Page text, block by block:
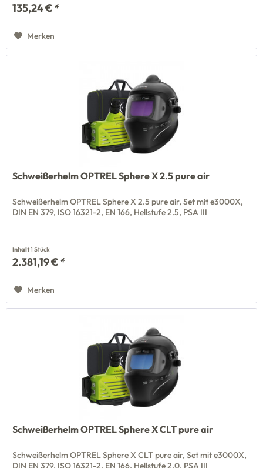
135,24 € *
Merken
Schweißerhelm OPTREL Sphere X 2.5 pure air
Schweißerhelm OPTREL Sphere X 2.5 pure air, Set mit e3000X,
DIN EN 379, ISO 16321-2, EN 166, Hellstufe 2.5, PSA III
Inhalt1 Stück
2.381,19 € *
Merken
Schweißerhelm OPTREL Sphere X CLT pure air
Schweißerhelm OPTREL Sphere X CLT pure air, Set mit e3000X,
DIN EN 379, ISO 16321-2, EN 166, Hellstufe 2.0, PSA III